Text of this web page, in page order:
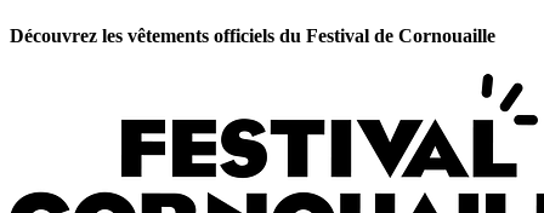
Découvrez les vêtements officiels du Festival de Cornouaille